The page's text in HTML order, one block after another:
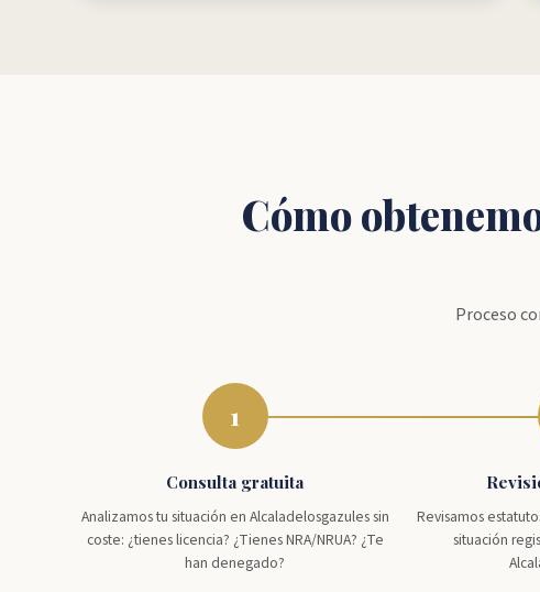
Cómo
Proceso
1
Consulta gratuita
Analizamos tu situación en Alcaladelosgazules sin
coste: ¿tienes licencia? ¿Tienes NRA/NRUA? ¿Te
han denegado?
Revisamos
situación